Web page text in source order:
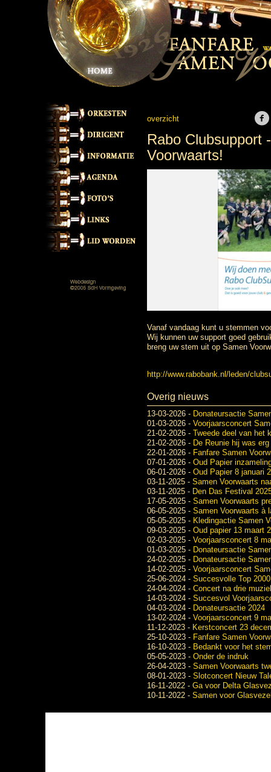
overzicht
Rabo Clubsupport
Voorwaarts!
Vanaf vandaag kunt u stemmen
Wij kunnen uw support goed
breng uw stem uit op Samen
http://www.rabobank.nl/leden/
Overig nieuws
13-03-2026 - Donateursactie
01-03-2026 - Voorjaarsconcert
21-02-2026 - Tweede deel van het
21-02-2026 - De Reunie hij was
22-01-2026 - Fanfare Samen
07-01-2026 - Oud Papier
06-01-2026 - Oud Papier 8 januari
03-11-2025 - Samen Voorwaarts
03-11-2025 - Den Das Festival
17-05-2025 - Samen Voorwaarts
06-05-2025 - Samen Voorwaarts à
05-05-2025 - Kledingactie Samen
09-03-2025 - Oud papier 13 maart
02-03-2025 - Voorjaarsconcert 8
01-03-2025 - Donateursactie
24-02-2025 - Donateursactie
14-02-2025 - Voorjaarsconcert
25-06-2024 - Succesvolle Top
24-04-2024 - Concert na drie
14-03-2024 - Succesvol
04-03-2024 - Donateursactie 2024
13-02-2024 - Voorjaarsconcert 9
11-12-2023 - Kerstconcert 23
25-10-2023 - Fanfare Samen
16-10-2023 - Bedankt voor het
05-05-2023 - Onder de indruk
26-04-2023 - Samen Voorwaarts
08-01-2023 - Slotconcert Nieuw
16-11-2022 - Ga voor Delta
10-11-2022 - Samen voor